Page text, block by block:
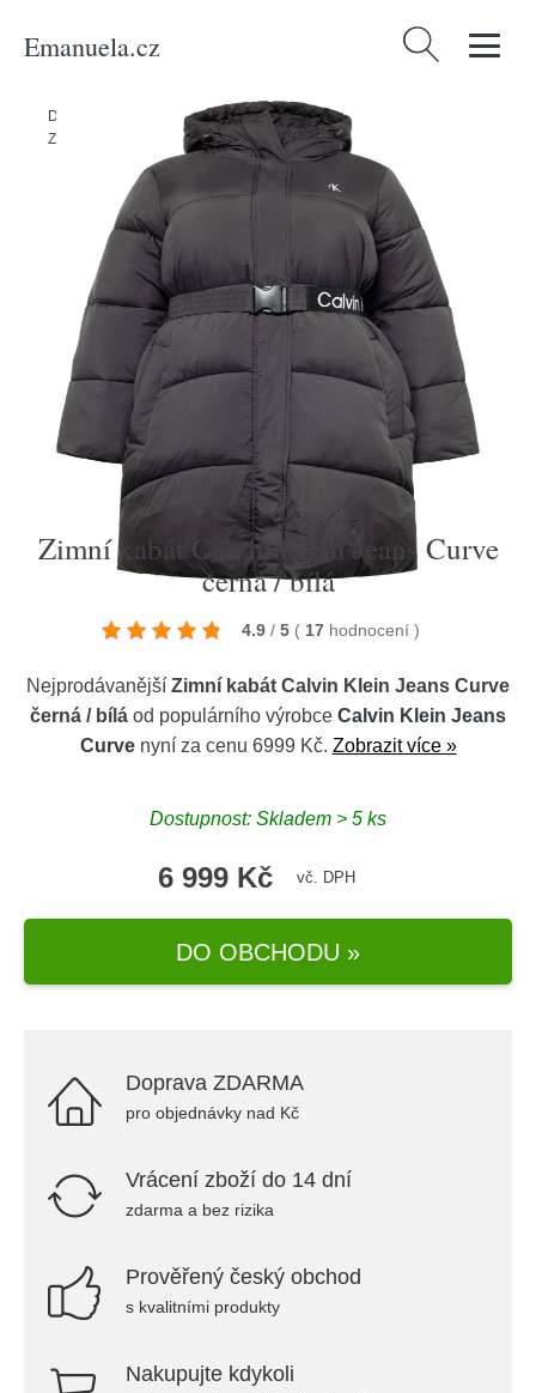
Emanuela.cz Vyhledávání
Domů Ženy/Oblečení /Udržitelnost
Zimní kabát Calvin Klein Jeans Curve černá / bílá
Zimní kabát Calvin Klein Jeans Curve
černá / bílá
4.9 / 5 ( 17 hodnocení )
Nejprodávanější Zimní kabát Calvin Klein Jeans Curve
černá / bílá od populárního výrobce Calvin Klein Jeans
Curvenyní za cenu 6999 Kč. Zobrazit více »
Dostupnost: Skladem > 5 ks
6 999 Kč vč. DPH
DO OBCHODU »
Doprava ZDARMA
pro objednávky nad Kč
Vrácení zboží do 14 dní
zdarma a bez rizika
Prověřený český obchod
s kvalitními produkty
Nakupujte kdykoli